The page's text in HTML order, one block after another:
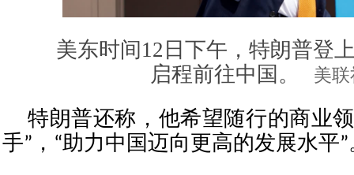
美东时间12日下午，特朗普登
启程前往中国。
美
特朗普还称，他希望随行的商业
手”，“助力中国迈向更高的发展水平”